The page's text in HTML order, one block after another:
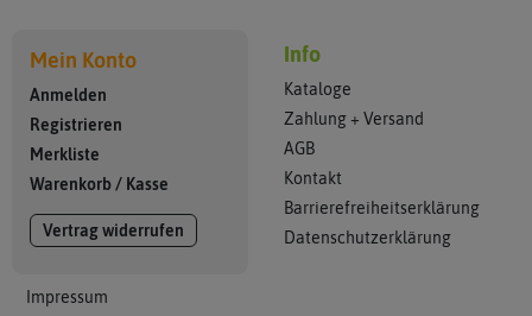
Mein Konto
Anmelden
Registrieren
Merkliste
Warenkorb / Kasse
Vertrag widerrufen
Impressum
Info
Kataloge
Zahlung + Versand
AGB
Kontakt
Barrierefreiheitserklärung
Datenschutzerklärung